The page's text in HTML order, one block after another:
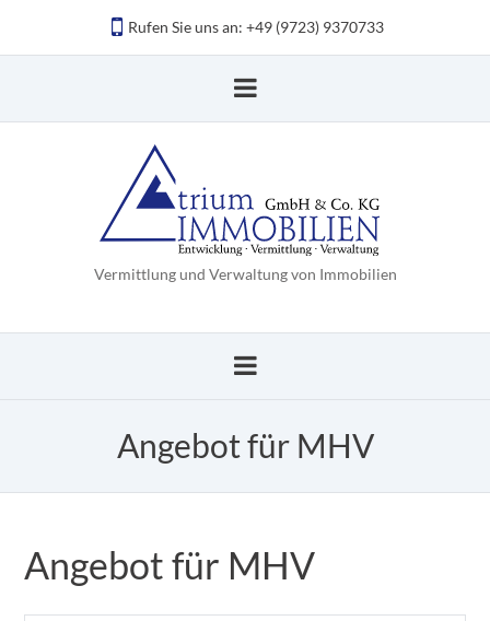
Rufen Sie uns an: +49 (9723) 9370733
Vermittlung und Verwaltung von Immobilien
Angebot für MHV
Angebot für MHV